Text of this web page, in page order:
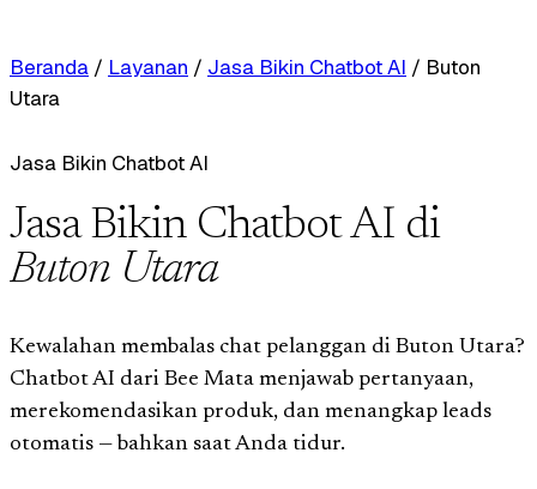
Beranda / Layanan / Jasa Bikin Chatbot AI / Buton
Utara
Jasa Bikin Chatbot AI
Jasa Bikin Chatbot AI di
Buton Utara
Kewalahan membalas chat pelanggan di Buton Utara?
Chatbot AI dari Bee Mata menjawab pertanyaan,
merekomendasikan produk, dan menangkap leads
otomatis — bahkan saat Anda tidur.